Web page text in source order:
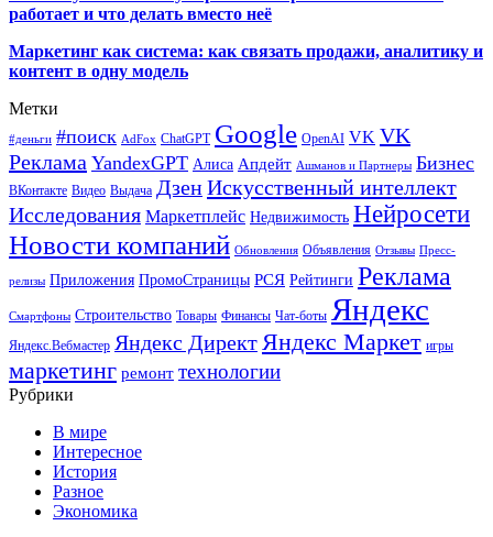
работает и что делать вместо неё
Маркетинг как система: как связать продажи, аналитику и
контент в одну модель
Метки
#деньги #поиск AdFox ChatGPT Google OpenAI VK VK
Реклама YandexGPT Алиса Апдейт Ашманов и Партнеры Бизнес
ВКонтакте Видео Выдача ДзенИскусственный интеллект
Исследования Маркетплейс Недвижимость Нейросети
Новости компаний Обновления Объявления Отзывы Пресс-
релизы Приложения ПромоСтраницы РСЯ Рейтинги Реклама
Смартфоны Строительство Товары Финансы Чат-боты Яндекс
Яндекс.Вебмастер Яндекс Директ Яндекс Маркет игры
маркетинг ремонт технологии
Рубрики
В мире
Интересное
История
Разное
Экономика